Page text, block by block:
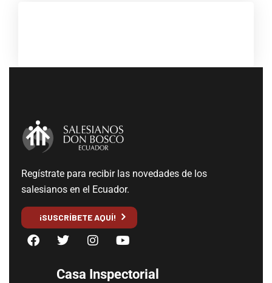
Regístrate para recibir las novedades de los
salesianos en el Ecuador.
¡SUSCRÍBETE AQUÍ!
Casa Inspectorial